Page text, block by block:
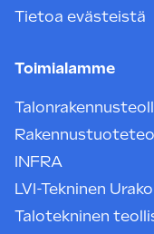
Tietoa evästeistä
Toimialamme
INFRA
LVI-Tekninen
Talotekninen